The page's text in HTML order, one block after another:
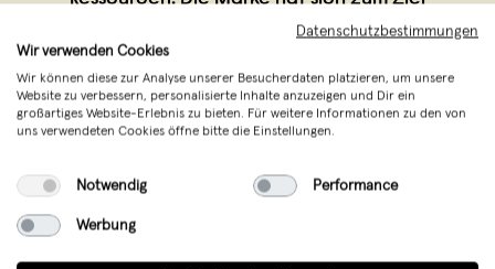
gesetzt, Grenzen zu verschieben, den S...
Datenschutzbestimmungen
Wir verwenden Cookies
Wir können diese zur Analyse unserer Besucherdaten platzieren, um unsere
Website zu verbessern, personalisierte Inhalte anzuzeigen und Dir ein
großartiges Website-Erlebnis zu bieten. Für weitere Informationen zu den von
uns verwendeten Cookies öffne bitte die Einstellungen.
Notwendig Performance
Werbung